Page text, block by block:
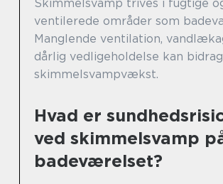
Skimmelsvamp trives i fugtige
ventilerede områder som
Manglende ventilation,
dårlig vedligeholdelse kan
skimmelsvampvækst.
Hvad er
ved skimmelsvamp
badeværelset?